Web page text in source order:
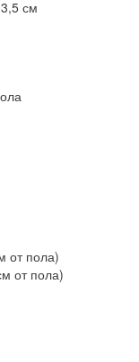
см
от пола)
от пола)